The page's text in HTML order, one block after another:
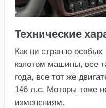
Технические
Как ни странно
капотом машины, все
года, все тот же
146 л.с. Моторы тоже
изменениям.